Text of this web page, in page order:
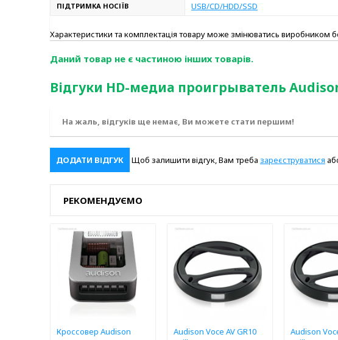
ПІДТРИМКА НОСІЇВ USB/CD/HDD/SSD
Характеристики та комплектація товару може змінюватись виробником
Даний товар не є частиною інших товарів.
Відгуки HD-медиа проигрыватель
На жаль, відгуків ще немає, Ви можете стати першим!
ДОДАТИ ВІДГУК Щоб залишити відгук, Вам треба зареєструватися
РЕКОМЕНДУЄМО
Кроссовер Audison
Audison Voce AV GR10
Audison